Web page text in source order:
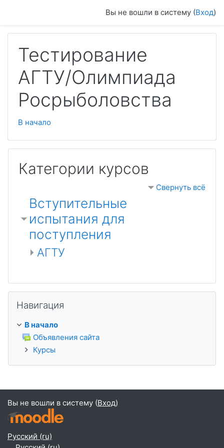
Вы не вошли в систему (Вход)
Тестирование
АГТУ/Олимпиада
Росрыболовства
В начало
Категории курсов
Свернуть всё
Вступительные
испытания для
поступления
АГТУ
Навигация
В начало
Объявления сайта
Курсы
Вы не вошли в систему (Вход)
Русский ‎(ru)‎